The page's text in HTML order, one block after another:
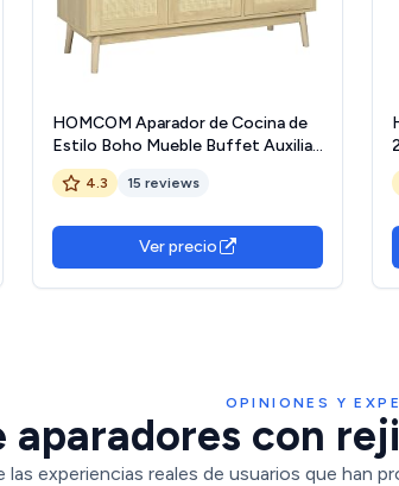
HOMCOM Aparador de Cocina de
Estilo Boho Mueble Buffet Auxiliar
con 3 Puertas de Ratán Estantes
Ajustables y Patas de Madera para
Natural
4.3 15 reviews
Ver precio
OPINIONES Y
aparadores con
las experiencias reales de usuarios que han